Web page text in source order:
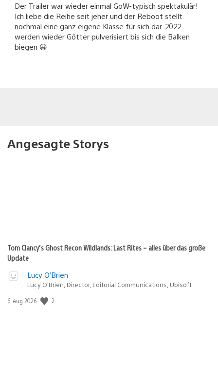
Der Trailer war wieder einmal GoW-typisch spektakulär!
Ich liebe die Reihe seit jeher und der Reboot stellt
nochmal eine ganz eigene Klasse für sich dar. 2022
werden wieder Götter pulverisiert bis sich die Balken
biegen 😀
Angesagte Storys
Tom Clancy’s Ghost Recon Wildlands: Last Rites – alles über das große
Update
Lucy O’Brien
Lucy O’Brien, Director, Editorial Communications, Ubisoft
Veröffentlichungsdatum:
6. Aug 2026 2